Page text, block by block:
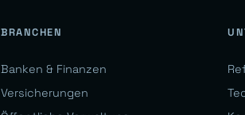
BRANCHEN
Banken & Finanzen
Versicherungen